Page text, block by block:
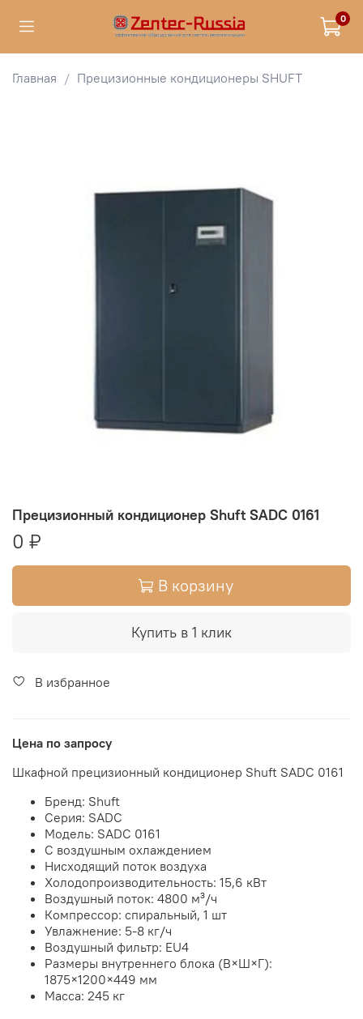
0
Главная Прецизионные кондиционеры SHUFT
Прецизионный кондиционер Shuft SADC 0161
0 ₽
В корзину
Купить в 1 клик
В избранное
Цена по запросу
Шкафной прецизионный кондиционер Shuft SADC 0161
Бренд: Shuft
Серия: SADC
Модель: SADC 0161
С воздушным охлаждением
Нисходящий поток воздуха
Холодопроизводительность: 15,6 кВт
Воздушный поток: 4800 м³/ч
Компрессор: спиральный, 1 шт
Увлажнение: 5-8 кг/ч
Воздушный фильтр: EU4
Размеры внутреннего блока (В×Ш×Г):
1875×1200×449 мм
Масса: 245 кг